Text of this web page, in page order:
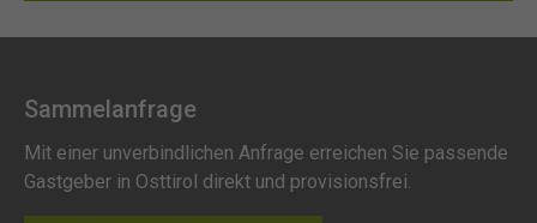
Sammelanfrage
Mit einer unverbindlichen Anfrage erreichen Sie passende
Gastgeber in Osttirol direkt und provisionsfrei.